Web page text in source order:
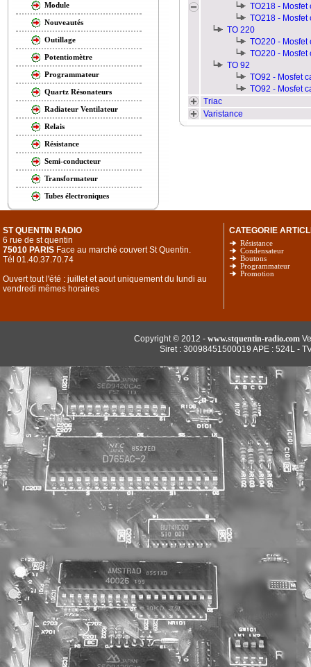
Module
Nouveautés
Outillage
Potentiomètre
Programmateur
Quartz Résonateurs
Radiateur Ventilateur
Relais
Résistance
Semi-conducteur
Transformateur
Tubes électroniques
TO218 - Mosfet
TO218 - Mosfet
TO 220
TO220 - Mosfet
TO220 - Mosfet
TO 92
TO92 - Mosfet
TO92 - Mosfet
Triac
Varistance
ST QUENTIN RADIO
6 rue de st quentin
75010 PARIS Face au marché couvert St Quentin.
Tél 01.40.37.70.74
Ouvert tout l'été : juillet et aout uniquement du lundi au
vendredi mêmes horaires
CATEGORIE
Résistance
Condensateur
Boutons
Programmateur
Promotion
Copyright © 2012 - www.stquentin-radio.com
Siret : 30098451500019 APE : 524L -